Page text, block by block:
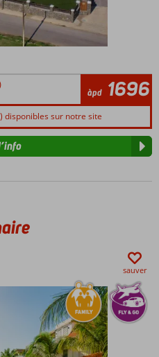
àpd 1696
disponibles sur notre site
sauver